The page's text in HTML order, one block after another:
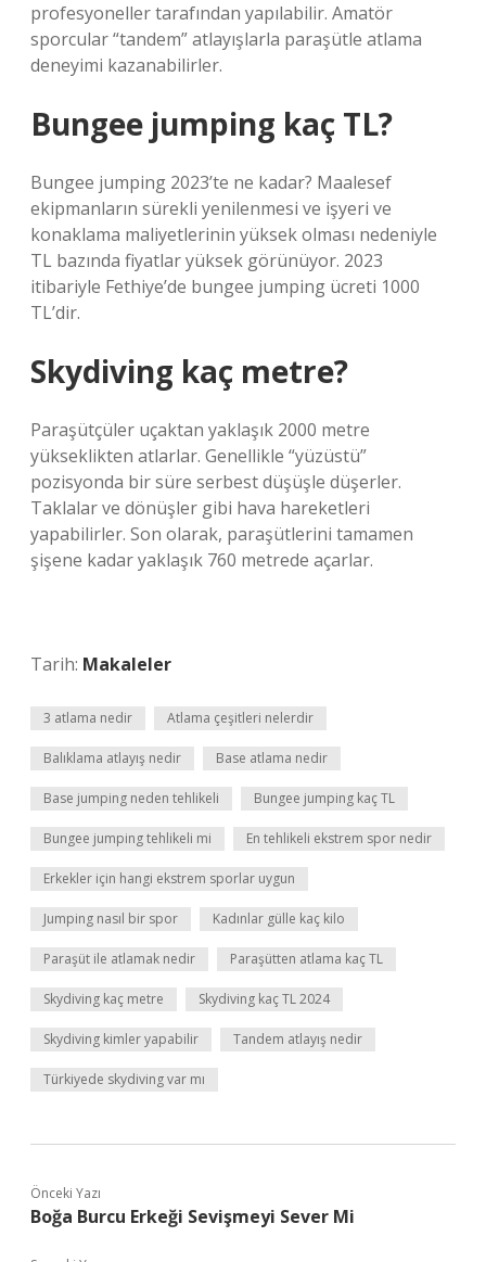
profesyoneller tarafından yapılabilir. Amatör
sporcular “tandem” atlayışlarla paraşütle atlama
deneyimi kazanabilirler.
Bungee jumping kaç TL?
Bungee jumping 2023’te ne kadar? Maalesef
ekipmanların sürekli yenilenmesi ve işyeri ve
konaklama maliyetlerinin yüksek olması nedeniyle
TL bazında fiyatlar yüksek görünüyor. 2023
itibariyle Fethiye’de bungee jumping ücreti 1000
TL’dir.
Skydiving kaç metre?
Paraşütçüler uçaktan yaklaşık 2000 metre
yükseklikten atlarlar. Genellikle “yüzüstü”
pozisyonda bir süre serbest düşüşle düşerler.
Taklalar ve dönüşler gibi hava hareketleri
yapabilirler. Son olarak, paraşütlerini tamamen
şişene kadar yaklaşık 760 metrede açarlar.
Tarih: Makaleler
3 atlama nedir Atlama çeşitleri nelerdir
Balıklama atlayış nedir Base atlama nedir
Base jumping neden tehlikeli Bungee jumping kaç TL
Bungee jumping tehlikeli mi En tehlikeli ekstrem spor nedir
Erkekler için hangi ekstrem sporlar uygun
Jumping nasıl bir spor Kadınlar gülle kaç kilo
Paraşüt ile atlamak nedir Paraşütten atlama kaç TL
Skydiving kaç metre Skydiving kaç TL 2024
Skydiving kimler yapabilir Tandem atlayış nedir
Türkiyede skydiving var mı
Önceki Yazı
Boğa Burcu Erkeği Sevişmeyi Sever Mi